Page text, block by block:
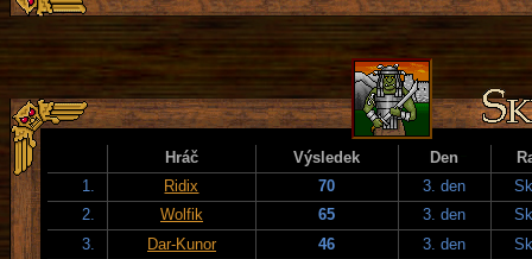
Hráč Výsledek Den
1.
Ridix 70 3. den
2.
Wolfik 65 3. den
3.
Dar-Kunor 46 3. den